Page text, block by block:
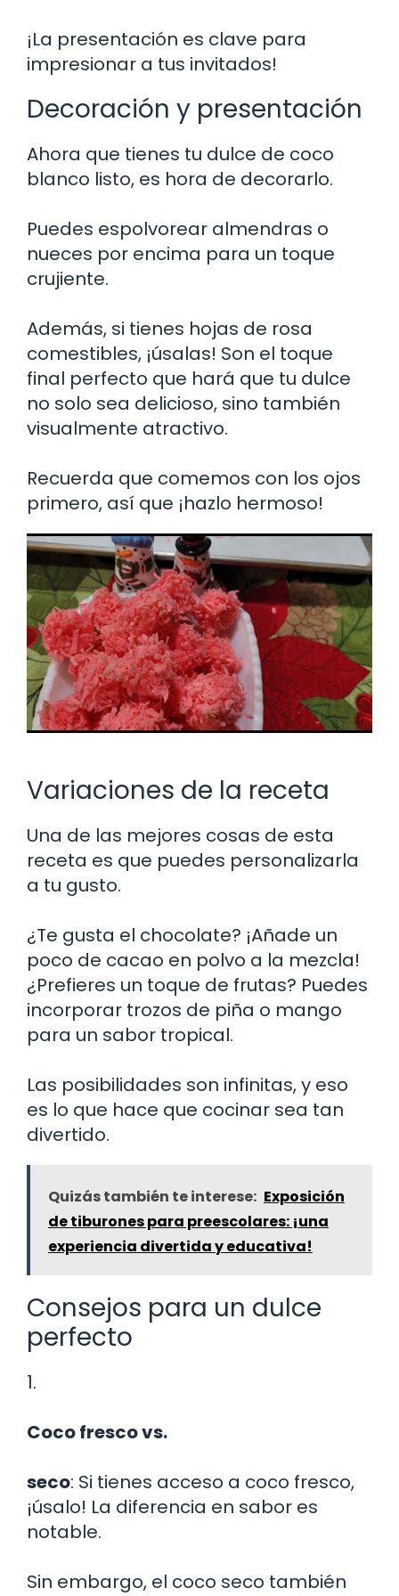
¡La presentación es clave para
impresionar a tus invitados!
Decoración y presentación
Ahora que tienes tu dulce de coco
blanco listo, es hora de decorarlo.
Puedes espolvorear almendras o
nueces por encima para un toque
crujiente.
Además, si tienes hojas de rosa
comestibles, ¡úsalas! Son el toque
final perfecto que hará que tu dulce
no solo sea delicioso, sino también
visualmente atractivo.
Recuerda que comemos con los ojos
primero, así que ¡hazlo hermoso!
Variaciones de la receta
Una de las mejores cosas de esta
receta es que puedes personalizarla
a tu gusto.
¿Te gusta el chocolate? ¡Añade un
poco de cacao en polvo a la mezcla!
¿Prefieres un toque de frutas? Puedes
incorporar trozos de piña o mango
para un sabor tropical.
Las posibilidades son infinitas, y eso
es lo que hace que cocinar sea tan
divertido.
Quizás también te interese: Exposición
de tiburones para preescolares: ¡una
experiencia divertida y educativa!
Consejos para un dulce
perfecto
1.
Coco fresco vs.
seco: Si tienes acceso a coco fresco,
¡úsalo! La diferencia en sabor es
notable.
Sin embargo, el coco seco también